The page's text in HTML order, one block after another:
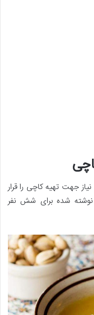
جهت تهیه کاچی را قرار
نوشته شده برای شش نفر